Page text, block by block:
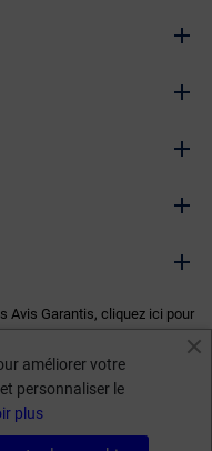
Avis Garantis, cliquez ici pour
améliorer votre
personnaliser le
plus